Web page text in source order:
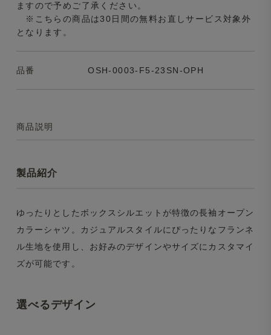
ますので予めご了承ください。
※こちらの商品は30日間の無料お直しサービス対象外
となります。
品番 OSH-0003-F5-23SN-OPH
商品説明
製品紹介
ゆったりとしたボックスシルエットが特徴の長袖オープン
カラーシャツ。カジュアルスタイルにぴったりなフランネ
ル生地を使用し、お好みのデザインやサイズにカスタマイ
ズが可能です。
選べるデザイン